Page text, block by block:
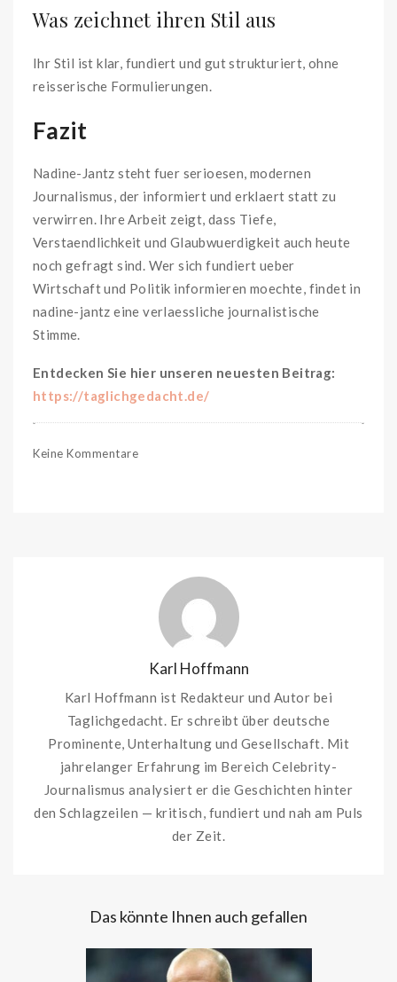
Was zeichnet ihren Stil aus
Ihr Stil ist klar, fundiert und gut strukturiert, ohne
reisserische Formulierungen.
Fazit
Nadine-Jantz steht fuer serioesen, modernen
Journalismus, der informiert und erklaert statt zu
verwirren. Ihre Arbeit zeigt, dass Tiefe,
Verstaendlichkeit und Glaubwuerdigkeit auch heute
noch gefragt sind. Wer sich fundiert ueber
Wirtschaft und Politik informieren moechte, findet in
nadine-jantz eine verlaessliche journalistische
Stimme.
Entdecken Sie hier unseren neuesten Beitrag:
https://taglichgedacht.de/
Keine Kommentare
Karl Hoffmann
Karl Hoffmann ist Redakteur und Autor bei
Taglichgedacht. Er schreibt über deutsche
Prominente, Unterhaltung und Gesellschaft. Mit
jahrelanger Erfahrung im Bereich Celebrity-
Journalismus analysiert er die Geschichten hinter
den Schlagzeilen — kritisch, fundiert und nah am Puls
der Zeit.
Das könnte Ihnen auch gefallen